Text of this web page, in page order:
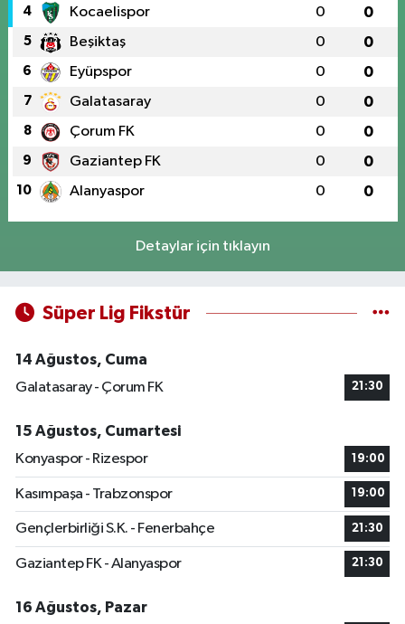
4 Kocaelispor 0 0
5 Beşiktaş 0 0
6 Eyüpspor 0 0
7 Galatasaray 0 0
8 Çorum FK 0 0
9 Gaziantep FK 0 0
10 Alanyaspor 0 0
Detaylar için tıklayın
Süper Lig Fikstür
14 Ağustos, Cuma
Galatasaray - Çorum FK
21:30
15 Ağustos, Cumartesi
Konyaspor - Rizespor
19:00
Kasımpaşa - Trabzonspor 19:00
Gençlerbirliği S.K. - Fenerbahçe 21:30
Gaziantep FK - Alanyaspor 21:30
16 Ağustos, Pazar